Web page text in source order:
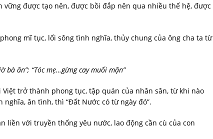
được tạo nên, được bồi đắp nên qua nhiều thế hệ, được
mĩ tục, lối sông tình nghĩa, thủy chung của ông cha ta từ
ăn”; “Tóc mẹ…gừng cay muối mặn”
trở thành phong tục, tập quán của nhân sân, từ khi nào
ân tình, thì “Đất Nước có từ ngày đó”.
liền với truyền thống yêu nước, lao động cần cù của con